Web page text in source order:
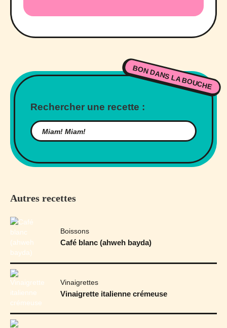
BON DANS LA BOUCHE
Rechercher une recette :
Autres recettes
Boissons
Café blanc (ahweh bayda)
Vinaigrettes
Vinaigrette italienne crémeuse